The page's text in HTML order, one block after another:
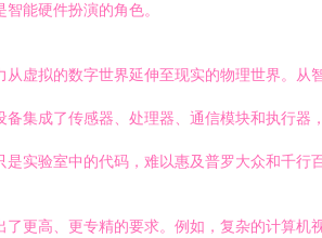
能硬件扮演的角色。
虚拟的数字世界延伸至现实的物理世界。
集成了传感器、处理器、通信模块和执行
实验室中的代码，难以惠及普罗大众和千行百
更高、更专精的要求。例如，复杂的计算